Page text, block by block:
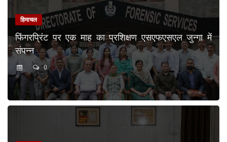
हिमाचल
फिंगरप्रिंट पर एक माह का प्रशिक्षण एसएफएसएल जुन्गा में
संपन्न
0